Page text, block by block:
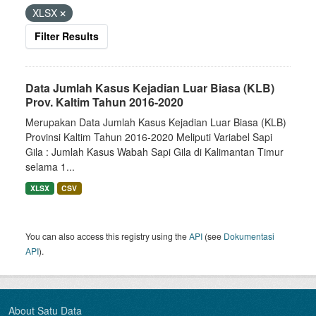
XLSX
Filter Results
Data Jumlah Kasus Kejadian Luar Biasa (KLB)
Prov. Kaltim Tahun 2016-2020
Merupakan Data Jumlah Kasus Kejadian Luar Biasa (KLB)
Provinsi Kaltim Tahun 2016-2020 Meliputi Variabel Sapi
Gila : Jumlah Kasus Wabah Sapi Gila di Kalimantan Timur
selama 1...
XLSX CSV
You can also access this registry using theAPI (see Dokumentasi
API).
About Satu Data